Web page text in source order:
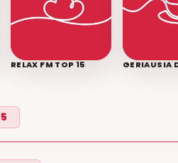
RELAX FM TOP 15 GERIAUSIA